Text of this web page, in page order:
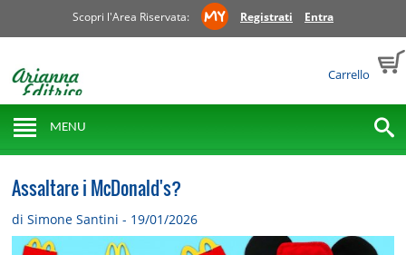
Scopri l'Area Riservata: Registrati Entra
Carrello
MENU
Assaltare i McDonald's?
di Simone Santini - 19/01/2026